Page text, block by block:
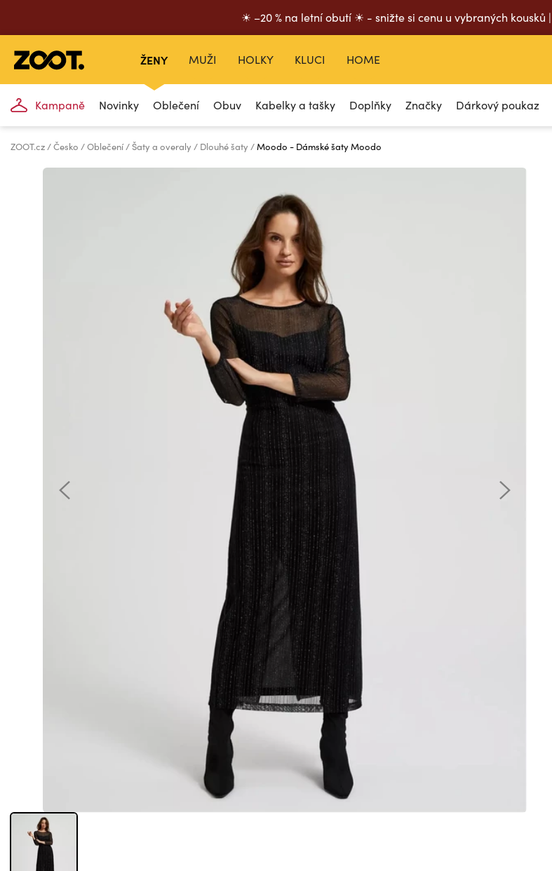
☀ –20 % na letní obutí ☀ - snižte si cenu u vybraných kousků |
ŽENY
Kampaně Novinky Oblečení Obuv Kabelky a tašky Doplňky Značky Dárkový poukaz
MUŽI HOLKY KLUCI HOME
ZOOT.cz Česko Oblečení Šaty a overaly Dlouhé šaty Moodo - Dámské šaty Moodo